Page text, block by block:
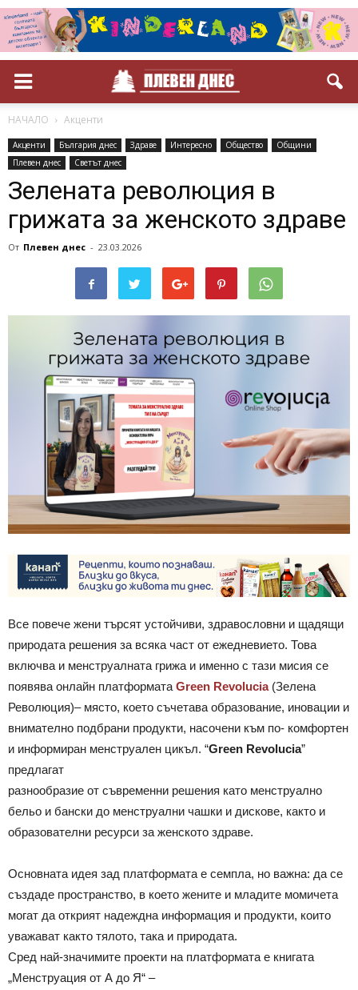
НАЧАЛО Акценти
Акценти България днес Здраве Интересно Общество
Общини
Плевен днес
Светът днес
Зелената революция в
грижата за женското здраве
От Плевен днес - 23.03.2026
Все повече жени търсят устойчиви, здравословни и щадящи
природата решения за всяка част от ежедневието. Това
включва и менструалната грижа и именно с тази мисия се
появява онлайн платформата Green Revolucia(Зелена
Революция)– място, което съчетава образование, иновации и
внимателно подбрани продукти, насочени към по- комфортен
и информиран менструален цикъл. “Green Revolucia”
предлагат
разнообразие от съвременни решения като менструално
бельо и бански до менструални чашки и дискове, както и
образователни ресурси за женското здраве.
Основната идея зад платформата е семпла, но важна: да се
създаде пространство, в което жените и младите момичета
могат да открият надеждна информация и продукти, които
уважават както тялото, така и природата.
Сред най-значимите проекти на платформата е книгата
„Менструация от А до Я“ –